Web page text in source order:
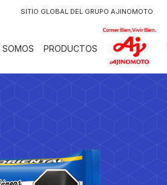
SITIO GLOBAL DEL GRUPO AJINOMOTO
SOMOS PRODUCTOS
LOGO